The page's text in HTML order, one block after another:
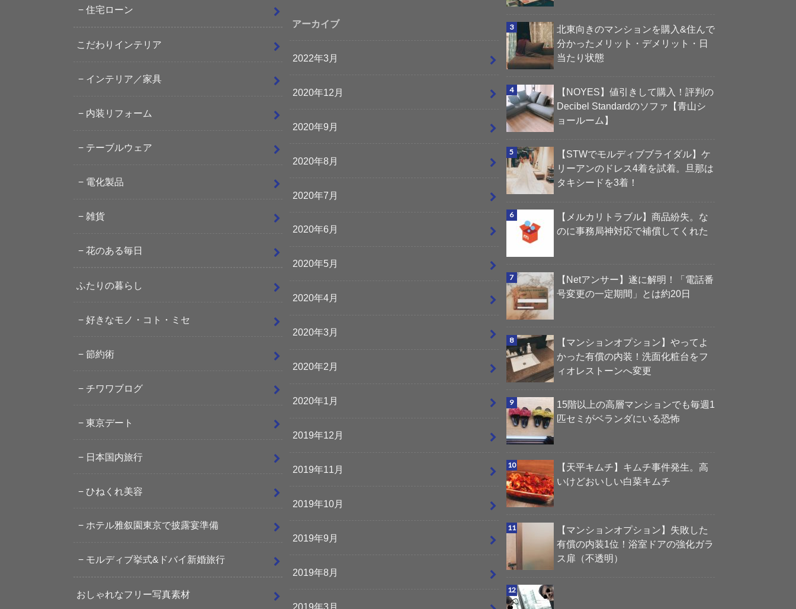
住宅ローン
こだわりインテリア
インテリア／家具
内装リフォーム
テーブルウェア
電化製品
雑貨
花のある毎日
ふたりの暮らし
好きなモノ・コト・ミセ
節約術
チワワブログ
東京デート
日本国内旅行
ひねくれ美容
ホテル雅叙園東京で披露宴準備
モルディブ挙式&ドバイ新婚旅行
おしゃれなフリー写真素材
アーカイブ
2022年3月
2020年12月
2020年9月
2020年8月
2020年7月
2020年6月
2020年5月
2020年4月
2020年3月
2020年2月
2020年1月
2019年12月
2019年11月
2019年10月
2019年9月
2019年8月
2019年3月
北東向きのマンションを購入&住んで
分かったメリット・デメリット・日
当たり状態
【NOYES】値引きして購入！評判の
Decibel Standardのソファ【青山シ
ョールーム】
【STWでモルディブブライダル】ケ
リーアンのドレス4着を試着。旦那は
タキシードを3着！
【メルカリトラブル】商品紛失。な
のに事務局神対応で補償してくれた
【Netアンサー】遂に解明！「電話番
号変更の一定期間」とは約20日
【マンションオプション】やってよ
かった有償の内装！洗面化粧台をフ
ィオレストーンへ変更
15階以上の高層マンションでも毎週1
匹セミがベランダにいる恐怖
【天平キムチ】キムチ事件発生。高
いけどおいしい白菜キムチ
【マンションオプション】失敗した
有償の内装1位！浴室ドアの強化ガラ
ス扉（不透明）